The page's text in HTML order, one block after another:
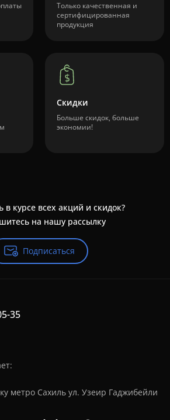
Только качественная и
сертифицированная
продукция
Скидки
Больше скидок, больше
экономии!
в курсе всех акций и скидок?
на нашу рассылку
Подписаться
35
метро Сахиль ул. Узеир Гаджибейли